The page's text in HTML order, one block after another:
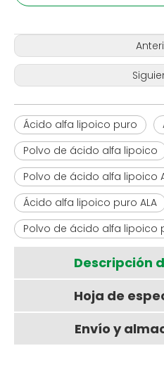
Ácido alfa lipoico puro
Polvo de ácido alfa lipoico
Polvo de ácido alfa lipoico
Ácido alfa lipoico puro ALA
Polvo de ácido alfa lipoico
Descripción
Hoja de
Envío y